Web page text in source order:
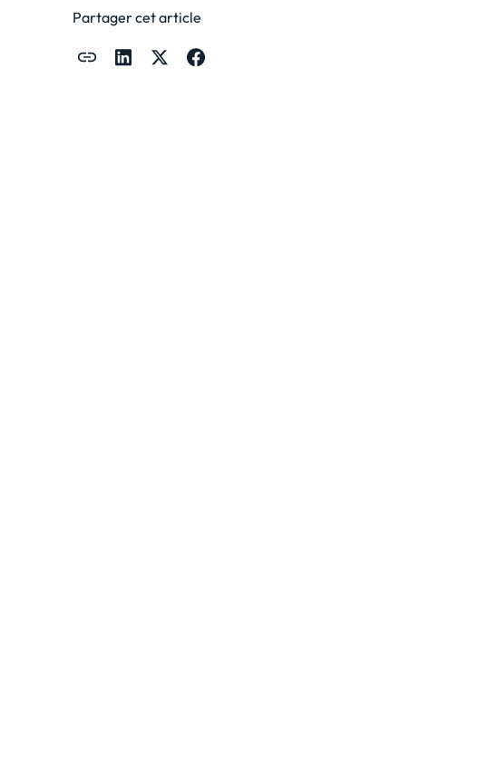
Partager cet article